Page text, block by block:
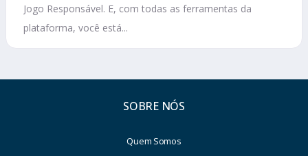
Jogo Responsável. E, com todas as ferramentas da
plataforma, você está...
SOBRE NÓS
Quem Somos